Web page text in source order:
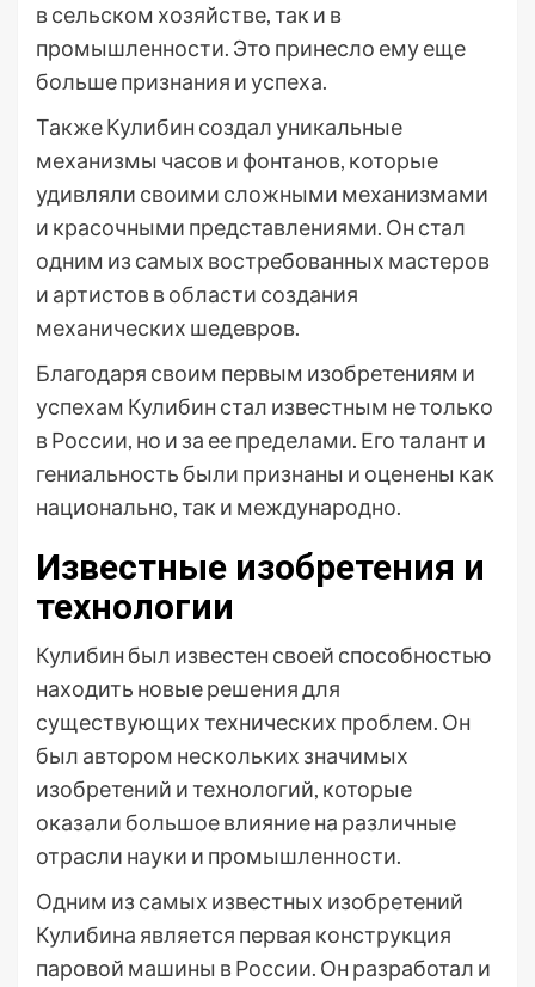
в сельском хозяйстве, так и в
промышленности. Это принесло ему еще
больше признания и успеха.
Также Кулибин создал уникальные
механизмы часов и фонтанов, которые
удивляли своими сложными механизмами
и красочными представлениями. Он стал
одним из самых востребованных мастеров
и артистов в области создания
механических шедевров.
Благодаря своим первым изобретениям и
успехам Кулибин стал известным не только
в России, но и за ее пределами. Его талант и
гениальность были признаны и оценены как
национально, так и международно.
Известные изобретения и
технологии
Кулибин был известен своей способностью
находить новые решения для
существующих технических проблем. Он
был автором нескольких значимых
изобретений и технологий, которые
оказали большое влияние на различные
отрасли науки и промышленности.
Одним из самых известных изобретений
Кулибина является первая конструкция
паровой машины в России. Он разработал и